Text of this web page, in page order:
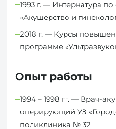
1993 г. — Интернатура по
«Акушерство и
2018 г. — Курсы
программе
Опыт работы
1994 – 1998 гг. — Врач-
оперирующий УЗ
поликлиника № 32